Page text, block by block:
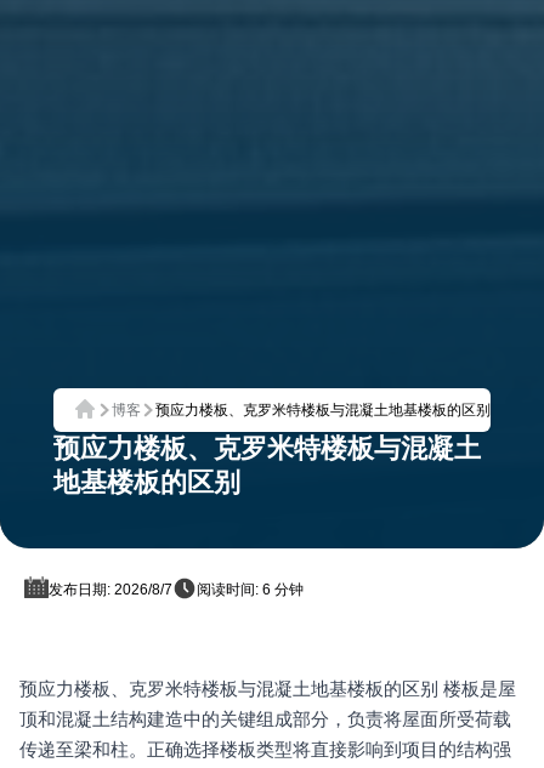
首页
博客 预应力楼板、克罗米特楼板与混凝土地基楼板的区别
预应力楼板、克罗米特楼板与混凝土
地基楼板的区别
发布日期: 2026/8/7 阅读时间: 6 分钟
预应力楼板、克罗米特楼板与混凝土地基楼板的区别 楼板是屋
顶和混凝土结构建造中的关键组成部分，负责将屋面所受荷载
传递至梁和柱。正确选择楼板类型将直接影响到项目的结构强